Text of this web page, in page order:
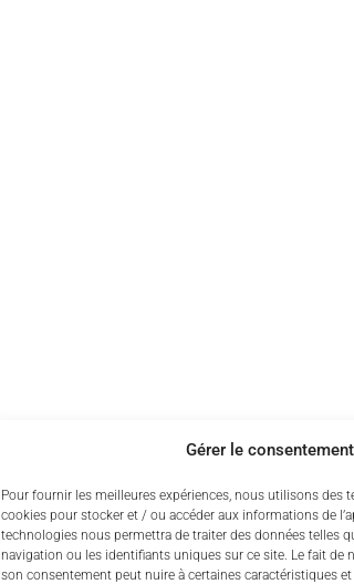
Gérer le consentement
Pour fournir les meilleures expériences, nous utilisons des
cookies pour stocker et / ou accéder aux informations de
technologies nous permettra de traiter des données telles
navigation ou les identifiants uniques sur ce site. Le fait de
son consentement peut nuire à certaines caractéristiques